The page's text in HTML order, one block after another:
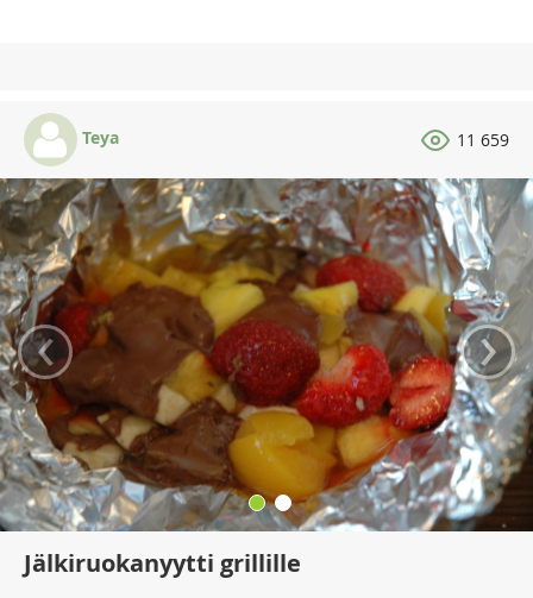
Teya 11 659
‹ ›
Jälkiruokanyytti grillille